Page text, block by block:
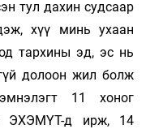
тул дахин судсаар
хүү минь ухаан
тархины эд, эс нь
долоон жил болж
11 хоног
ЭХЭМҮТ-д ирж, 14